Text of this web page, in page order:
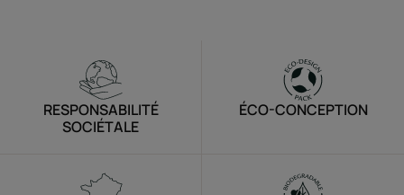
RESPONSABILITÉ
SOCIÉTALE
ÉCO-CONCEPTION